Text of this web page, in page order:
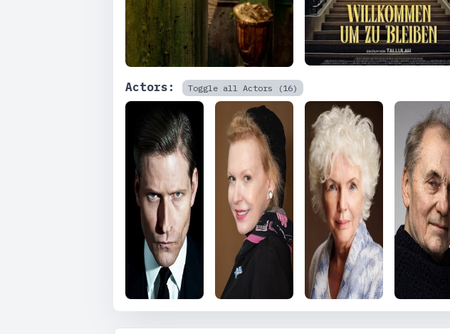
Actors: Toggle all Actors (16)